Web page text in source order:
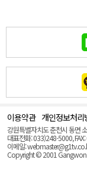
이용약관 개인정보처리
강원특별자치도 춘천시 동면
대표전화: 033)248-5000,
이메일:
Copyright © 2001 Gangwon